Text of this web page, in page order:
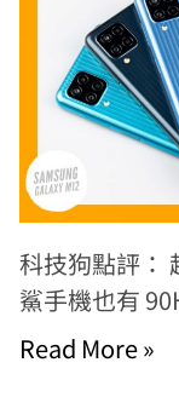
科技狗點評：
鯊手機也有
Read More »